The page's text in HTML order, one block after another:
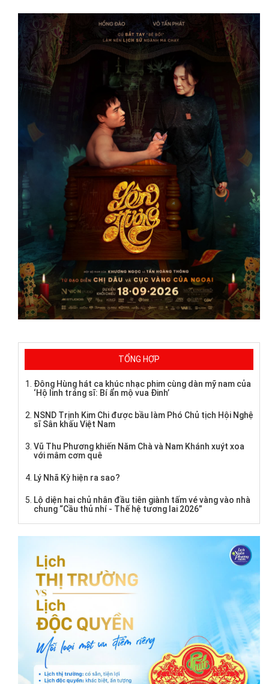
TỔNG HỢP
Đông Hùng hát ca khúc nhạc phim cùng dàn mỹ nam của
‘Hộ linh tráng sĩ: Bí ẩn mộ vua Đinh’
NSND Trịnh Kim Chi được bầu làm Phó Chủ tịch Hội Nghệ
sĩ Sân khấu Việt Nam
Vũ Thu Phương khiến Năm Chà và Nam Khánh xuýt xoa
với mâm cơm quê
Lý Nhã Kỳ hiện ra sao?
Lộ diện hai chủ nhân đầu tiên giành tấm vé vàng vào nhà
chung “Cầu thủ nhí - Thế hệ tương lai 2026”